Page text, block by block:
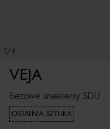
1/4
Beżowe sneakersy SDU
OSTATNIA SZTUKA
VEJA